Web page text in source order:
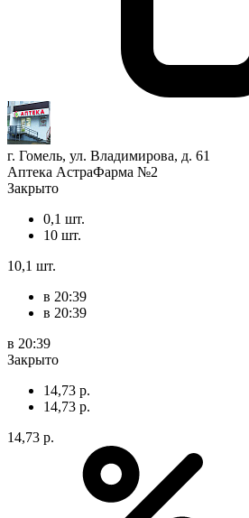
г. Гомель, ул. Владимирова, д. 61
Аптека АстраФарма №2
Закрыто
0,1 шт.
10 шт.
10,1 шт.
в 20:39
в 20:39
в 20:39
Закрыто
14,73 р.
14,73 р.
14,73 р.